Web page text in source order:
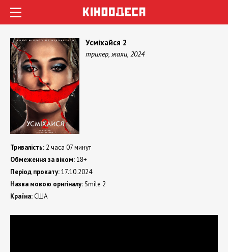
Усміхайся 2
трилер, жахи, 2024
Тривалість: 2 часа 07 минут
Обмеження за віком:18+
Період прокату:17.10.2024
Назва мовою оригіналу:Smile 2
Країна:США